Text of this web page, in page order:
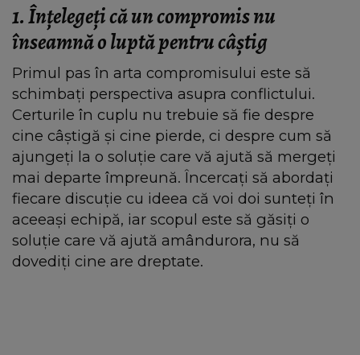
1. Înțelegeți că un compromis nu
înseamnă o luptă pentru câștig
Primul pas în arta compromisului este să
schimbați perspectiva asupra conflictului.
Certurile în cuplu nu trebuie să fie despre
cine câștigă și cine pierde, ci despre cum să
ajungeți la o soluție care vă ajută să mergeți
mai departe împreună. Încercați să abordați
fiecare discuție cu ideea că voi doi sunteți în
aceeași echipă, iar scopul este să găsiți o
soluție care vă ajută amândurora, nu să
dovediți cine are dreptate.